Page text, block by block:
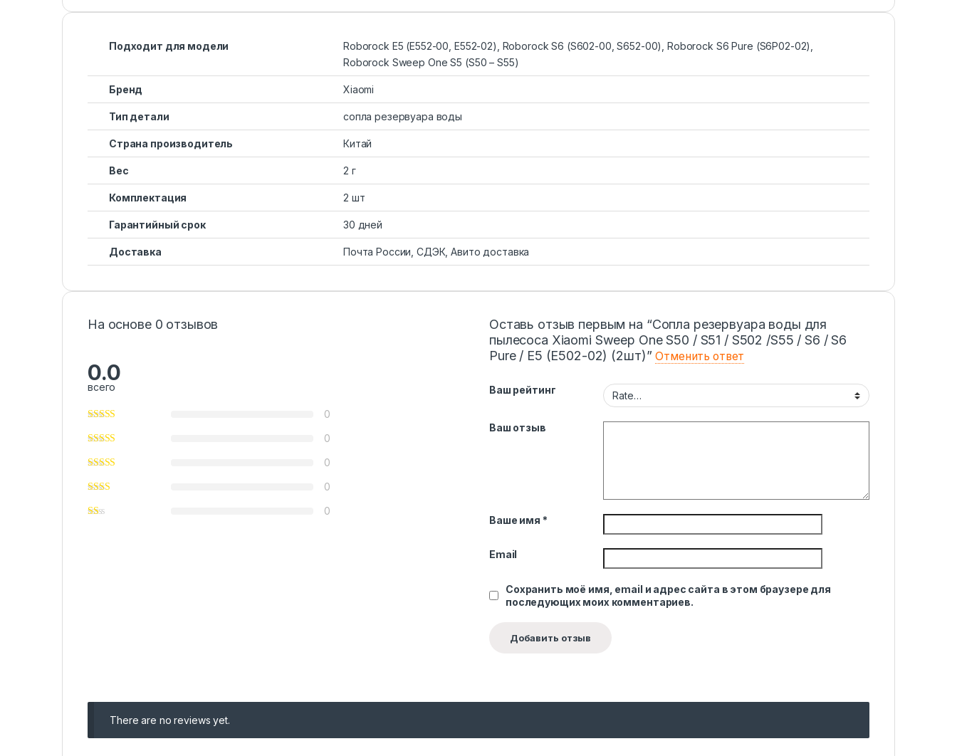
Подходит для модели
Roborock E5 (E552-00, E552-02), Roborock S6 (S602-00, S652-00), Roborock S6 Pure (S6P02-02),
Roborock Sweep One S5 (S50 – S55)
Бренд Xiaomi
Тип детали сопла резервуара воды
Страна производитель Китай
Вес 2 г
Комплектация 2 шт
Гарантийный срок 30 дней
Доставка Почта России, СДЭК, Авито доставка
На основе 0 отзывов
0.0
всего
0
0
0
0
0
Оставь отзыв первым на “Сопла резервуара воды для
пылесоса Xiaomi Sweep One S50 / S51 / S502 /S55 / S6 / S6
Pure / E5 (E502-02) (2шт)”Отменить ответ
Ваш рейтинг
Ваш отзыв
Ваше имя *
Email
Сохранить моё имя, email и адрес сайта в этом браузере для
последующих моих комментариев.
There are no reviews yet.